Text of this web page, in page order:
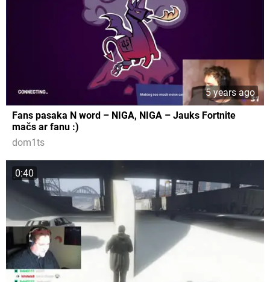
5 years ago
Fans pasaka N word – NIGA, NIGA – Jauks Fortnite
mačs ar fanu :)
dom1ts
0:40